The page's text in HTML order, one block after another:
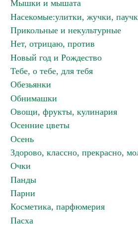
Мышки и мышата
Насекомые:улитки, жучки,
Прикольные и некультурные
Нет, отрицаю, против
Новый год и Рождество
Тебе, о тебе, для тебя
Обезьянки
Обнимашки
Овощи, фрукты, кулинария
Осенние цветы
Осень
Здорово, классно, прекрасно,
Очки
Панды
Парни
Косметика, парфюмерия
Пасха